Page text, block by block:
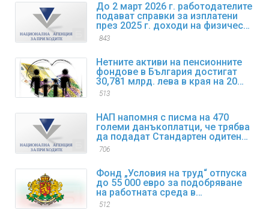
До 2 март 2026 г. работодателите
подават справки за изплатени
през 2025 г. доходи на физически
лица
843
Нетните активи на пенсионните
фондове в България достигат
30,781 млрд. лева в края на 2025
г.
513
НАП напомня с писма на 470
големи данъкоплатци, че трябва
да подадат Стандартен одитен
файл за данъчни цели SAF-T за
706
Фонд „Условия на труд“ отпуска
до 55 000 евро за подобряване
на работната среда в
предприятията
512